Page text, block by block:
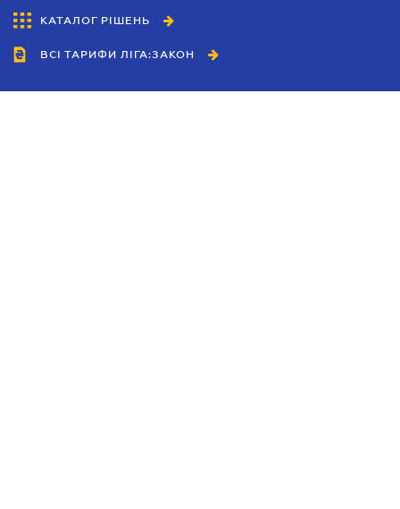
КАТАЛОГ РІШЕНЬ
ВСІ ТАРИФИ ЛІГА:ЗАКОН